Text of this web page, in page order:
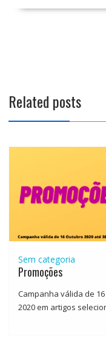
Related posts
Sem categoria
Promoções
Campanha válida de
2020 em artigos